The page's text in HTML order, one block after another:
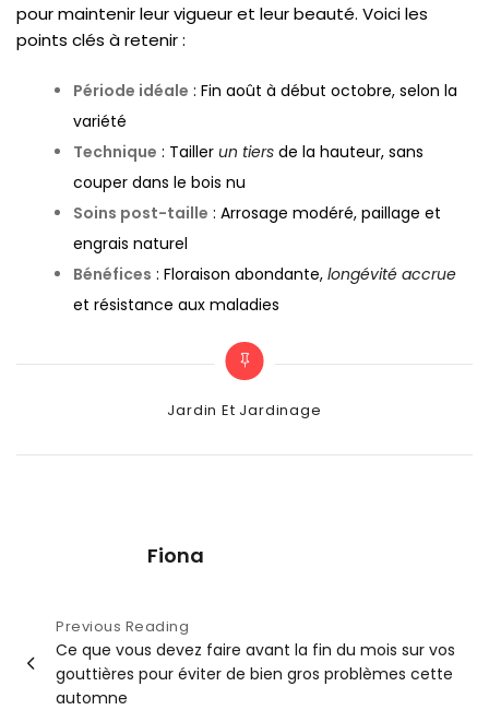
pour maintenir leur vigueur et leur beauté. Voici les
points clés à retenir :
Période idéale : Fin août à début octobre, selon la
variété
Technique : Taillerun tiers de la hauteur, sans
couper dans le bois nu
Soins post-taille : Arrosage modéré, paillage et
engrais naturel
Bénéfices : Floraison abondante,longévité accrue
et résistance aux maladies
Categories
Jardin Et Jardinage
Fiona
Navigation
de
l’article
Previous Reading
Ce que vous devez faire avant la fin du mois sur vos
gouttières pour éviter de bien gros problèmes cette
automne